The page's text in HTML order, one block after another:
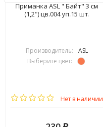
Приманка ASL " Байт" 3 см
(1,2") цв.004 уп.15 шт.
Производитель:
ASL
Выберите цвет:
Нет в наличии